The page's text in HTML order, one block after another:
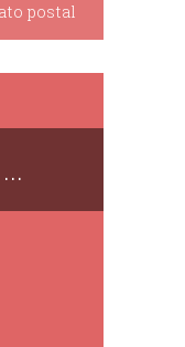
postal